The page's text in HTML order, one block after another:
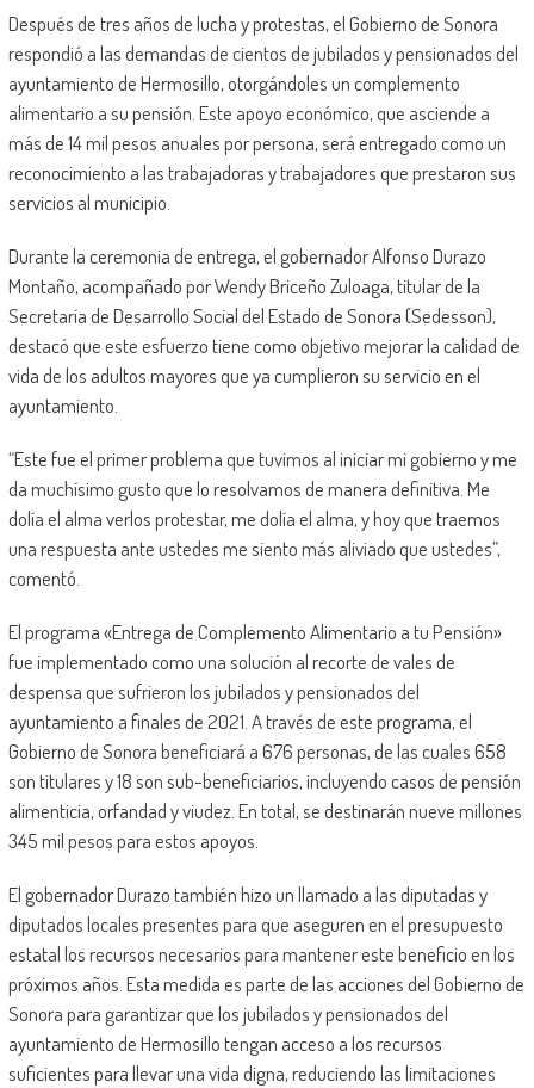
Después de tres años de lucha y protestas, el Gobierno de Sonora
respondió a las demandas de cientos de jubilados y pensionados del
ayuntamiento de Hermosillo, otorgándoles un complemento
alimentario a su pensión. Este apoyo económico, que asciende a
más de 14 mil pesos anuales por persona, será entregado como un
reconocimiento a las trabajadoras y trabajadores que prestaron sus
servicios al municipio.
Durante la ceremonia de entrega, el gobernador Alfonso Durazo
Montaño, acompañado por Wendy Briceño Zuloaga, titular de la
Secretaría de Desarrollo Social del Estado de Sonora (Sedesson),
destacó que este esfuerzo tiene como objetivo mejorar la calidad de
vida de los adultos mayores que ya cumplieron su servicio en el
ayuntamiento.
“Este fue el primer problema que tuvimos al iniciar mi gobierno y me
da muchísimo gusto que lo resolvamos de manera definitiva. Me
dolía el alma verlos protestar, me dolía el alma, y hoy que traemos
una respuesta ante ustedes me siento más aliviado que ustedes”,
comentó.
El programa «Entrega de Complemento Alimentario a tu Pensión»
fue implementado como una solución al recorte de vales de
despensa que sufrieron los jubilados y pensionados del
ayuntamiento a finales de 2021. A través de este programa, el
Gobierno de Sonora beneficiará a 676 personas, de las cuales 658
son titulares y 18 son sub-beneficiarios, incluyendo casos de pensión
alimenticia, orfandad y viudez. En total, se destinarán nueve millones
345 mil pesos para estos apoyos.
El gobernador Durazo también hizo un llamado a las diputadas y
diputados locales presentes para que aseguren en el presupuesto
estatal los recursos necesarios para mantener este beneficio en los
próximos años. Esta medida es parte de las acciones del Gobierno de
Sonora para garantizar que los jubilados y pensionados del
ayuntamiento de Hermosillo tengan acceso a los recursos
suficientes para llevar una vida digna, reduciendo las limitaciones